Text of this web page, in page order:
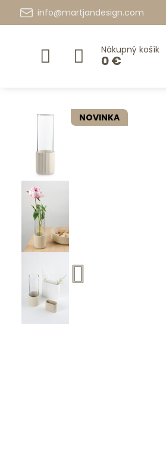
info@martjandesign.com
Nákupný košík
0 €
NOVINKA